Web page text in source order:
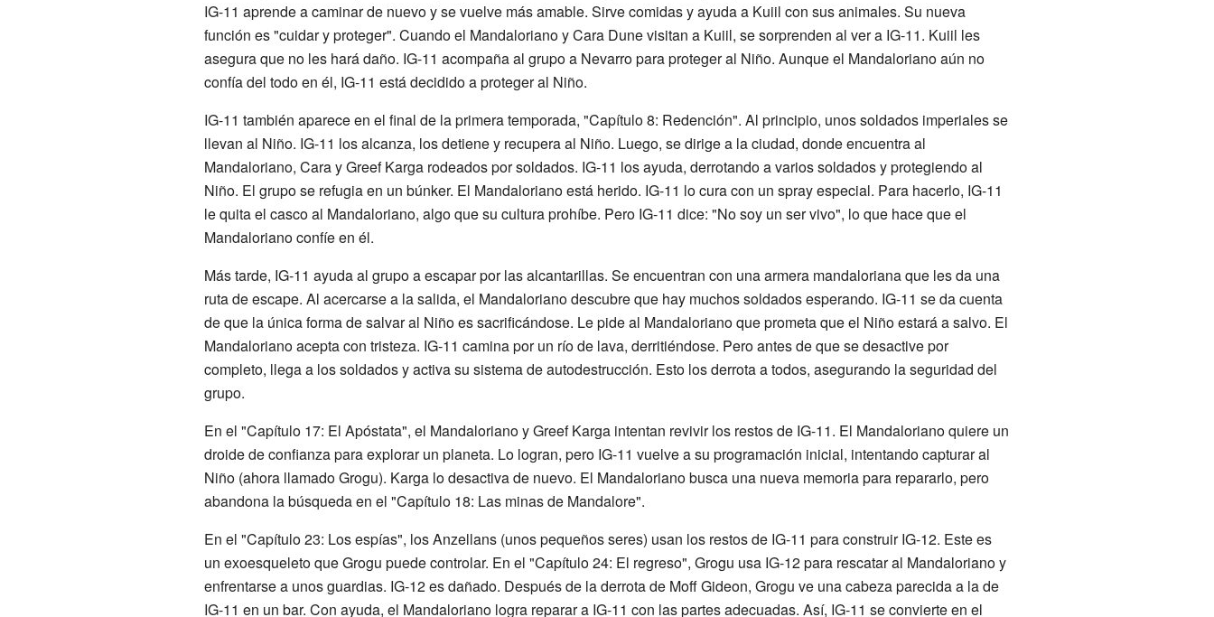
IG-11 aprende a caminar de nuevo y se vuelve más amable. Sirve comidas y ayuda a Kuiil con sus animales. Su nueva
función es "cuidar y proteger". Cuando el Mandaloriano y Cara Dune visitan a Kuiil, se sorprenden al ver a IG-11. Kuiil les
asegura que no les hará daño. IG-11 acompaña al grupo a Nevarro para proteger al Niño. Aunque el Mandaloriano aún no
confía del todo en él, IG-11 está decidido a proteger al Niño.
IG-11 también aparece en el final de la primera temporada, "Capítulo 8: Redención". Al principio, unos soldados imperiales se
llevan al Niño. IG-11 los alcanza, los detiene y recupera al Niño. Luego, se dirige a la ciudad, donde encuentra al
Mandaloriano, Cara y Greef Karga rodeados por soldados. IG-11 los ayuda, derrotando a varios soldados y protegiendo al
Niño. El grupo se refugia en un búnker. El Mandaloriano está herido. IG-11 lo cura con un spray especial. Para hacerlo, IG-11
le quita el casco al Mandaloriano, algo que su cultura prohíbe. Pero IG-11 dice: "No soy un ser vivo", lo que hace que el
Mandaloriano confíe en él.
Más tarde, IG-11 ayuda al grupo a escapar por las alcantarillas. Se encuentran con una armera mandaloriana que les da una
ruta de escape. Al acercarse a la salida, el Mandaloriano descubre que hay muchos soldados esperando. IG-11 se da cuenta
de que la única forma de salvar al Niño es sacrificándose. Le pide al Mandaloriano que prometa que el Niño estará a salvo. El
Mandaloriano acepta con tristeza. IG-11 camina por un río de lava, derritiéndose. Pero antes de que se desactive por
completo, llega a los soldados y activa su sistema de autodestrucción. Esto los derrota a todos, asegurando la seguridad del
grupo.
En el "Capítulo 17: El Apóstata", el Mandaloriano y Greef Karga intentan revivir los restos de IG-11. El Mandaloriano quiere un
droide de confianza para explorar un planeta. Lo logran, pero IG-11 vuelve a su programación inicial, intentando capturar al
Niño (ahora llamado Grogu). Karga lo desactiva de nuevo. El Mandaloriano busca una nueva memoria para repararlo, pero
abandona la búsqueda en el "Capítulo 18: Las minas de Mandalore".
En el "Capítulo 23: Los espías", los Anzellans (unos pequeños seres) usan los restos de IG-11 para construir IG-12. Este es
un exoesqueleto que Grogu puede controlar. En el "Capítulo 24: El regreso", Grogu usa IG-12 para rescatar al Mandaloriano y
enfrentarse a unos guardias. IG-12 es dañado. Después de la derrota de Moff Gideon, Grogu ve una cabeza parecida a la de
IG-11 en un bar. Con ayuda, el Mandaloriano logra reparar a IG-11 con las partes adecuadas. Así, IG-11 se convierte en el